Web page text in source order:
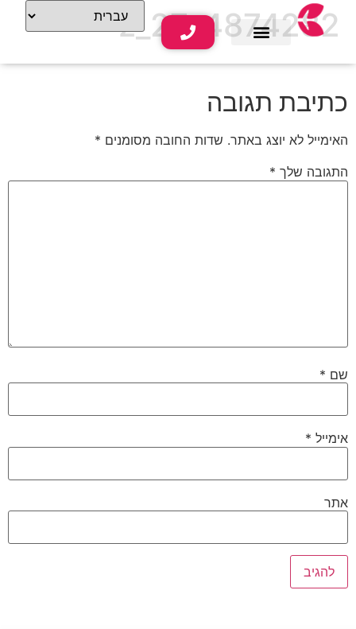
4874282_27_z
כתיבת תגובה
האימייל לא יוצג באתר. שדות החובה מסומנים *
התגובה שלך *
שם *
אימייל *
אתר